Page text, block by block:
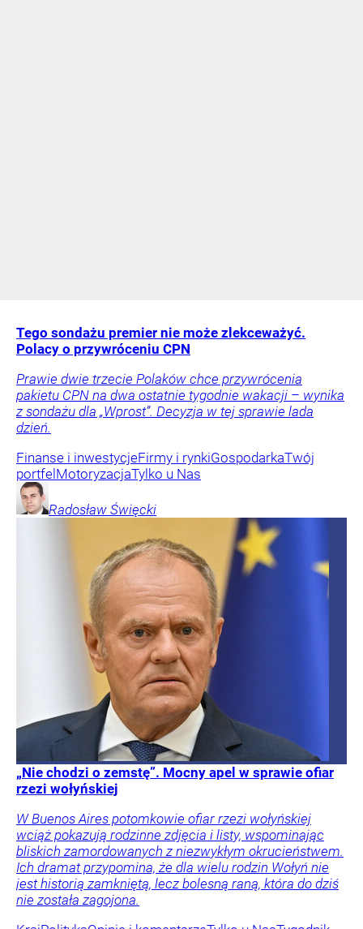
Tego sondażu premier nie może zlekceważyć.
Polacy o przywróceniu CPN
Prawie dwie trzecie Polaków chce przywrócenia
pakietu CPN na dwa ostatnie tygodnie wakacji – wynika
z sondażu dla „Wprost”. Decyzja w tej sprawie lada
dzień.
Finanse i inwestycjeFirmy i rynkiGospodarkaTwój
portfel MotoryzacjaTylko u Nas
Radosław Święcki
„Nie chodzi o zemstę”. Mocny apel w sprawie ofiar
rzezi wołyńskiej
W Buenos Aires potomkowie ofiar rzezi wołyńskiej
wciąż pokazują rodzinne zdjęcia i listy, wspominając
bliskich zamordowanych z niezwykłym okrucieństwem.
Ich dramat przypomina, że dla wielu rodzin Wołyń nie
jest historią zamkniętą, lecz bolesną raną, która do dziś
nie została zagojona.